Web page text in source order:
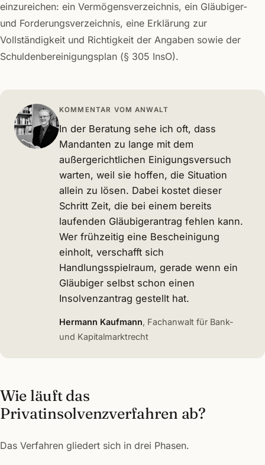
einzureichen: ein Vermögensverzeichnis, ein Gläubiger-
und Forderungsverzeichnis, eine Erklärung zur
Vollständigkeit und Richtigkeit der Angaben sowie der
Schuldenbereinigungsplan (§ 305 InsO).
KOMMENTAR VOM ANWALT
In der Beratung sehe ich oft, dass
Mandanten zu lange mit dem
außergerichtlichen Einigungsversuch
warten, weil sie hoffen, die Situation
allein zu lösen. Dabei kostet dieser
Schritt Zeit, die bei einem bereits
laufenden Gläubigerantrag fehlen kann.
Wer frühzeitig eine Bescheinigung
einholt, verschafft sich
Handlungsspielraum, gerade wenn ein
Gläubiger selbst schon einen
Insolvenzantrag gestellt hat.
Hermann Kaufmann, Fachanwalt für Bank-
und Kapitalmarktrecht
Wie läuft das
Privatinsolvenzverfahren ab?
Das Verfahren gliedert sich in drei Phasen.